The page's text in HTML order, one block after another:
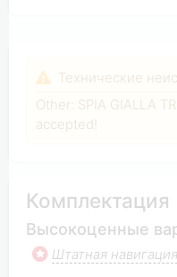
Технические
Other: SPIA GIALLA
accepted!
Комплектация
Высокоценные
Штатная навигация